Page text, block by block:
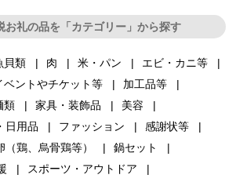
お礼の品を「カテゴリー」から探す
貝類 肉 米・パン
エビ・カニ等
ベントやチケット等
加工品等
類 家具・装飾品
美容
日用品 ファッション
感謝状等
（鶏、烏骨鶏等）
鍋セット
スポーツ・アウトドア